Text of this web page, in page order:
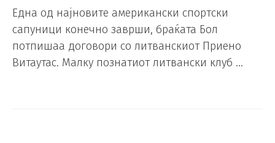
Една од најновите американски спортски
сапуници конечно заврши, браќата Бол
потпишаа договори со литванскиот Приено
Витаутас. Малку познатиот литвански клуб …